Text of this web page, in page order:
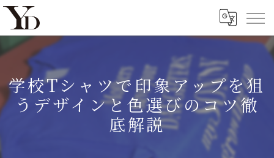
学校Tシャツで印象アップを狙
うデザインと色選びのコツ徹
底解説